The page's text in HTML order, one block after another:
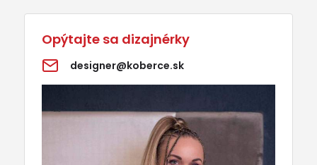
Opýtajte sa dizajnérky
designer@koberce.sk